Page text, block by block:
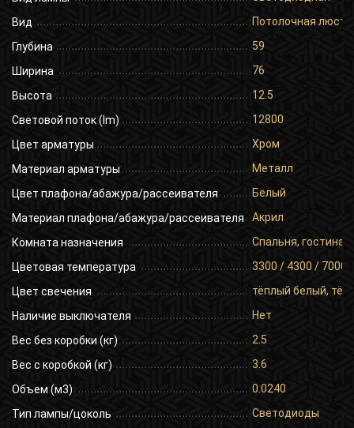
Вид Потолочная
Глубина 59
Ширина 76
Высота 12.5
Световой поток (lm) 12800
Цвет арматуры Хром
Материал арматуры Металл
Цвет плафона/абажура/рассеивателя Белый
Материал плафона/абажура/рассеивателя Акрил
Комната назначения Спальня,
Цветовая температура 3300 / 4300 / 7000
Цвет свечения тёплый белый,
Наличие выключателя Нет
Вес без коробки (кг) 2.5
Вес с коробкой (кг) 3.6
Объем (м3) 0.0240
Тип лампы/цоколь Светодиоды